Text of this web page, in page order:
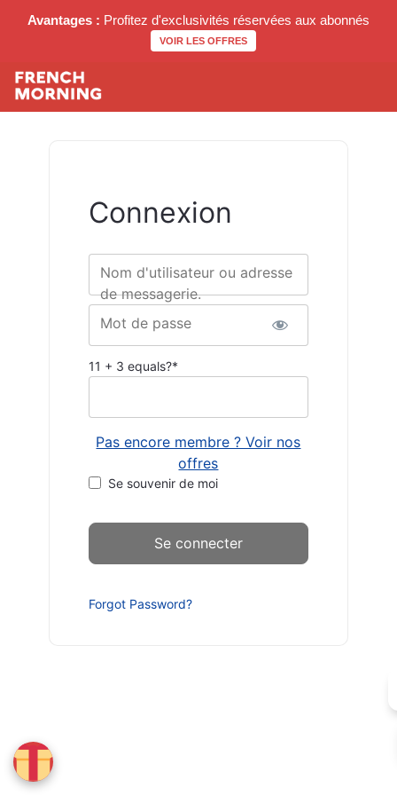
Avantages : Profitez d'exclusivités réservées aux abonnés
VOIR LES OFFRES
Connexion
Nom d'utilisateur ou adresse
de messagerie.
Mot de passe
11 + 3 equals?*
Pas encore membre ? Voir nos
offres
Se souvenir de moi
Forgot Password?